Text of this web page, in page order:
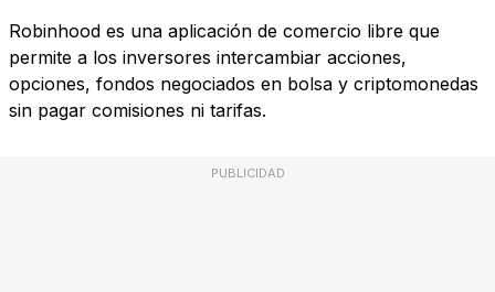
Robinhood es una aplicación de comercio libre que
permite a los inversores intercambiar acciones,
opciones, fondos negociados en bolsa y criptomonedas
sin pagar comisiones ni tarifas.
PUBLICIDAD